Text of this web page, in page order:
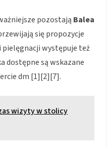
pozostają Balea
się propozycje
pielęgnacji występuje też
dostępne są wskazane
dm [1][2][7].
wizyty w stolicy